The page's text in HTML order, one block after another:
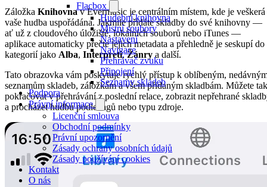
Flacbox
Hudební knihovna
Místní soubory
Nastavení
Navigace
Přehrávač zvuku
Připojení
Seznamy skladeb
Podpora
Právní informace
Licenční smlouva
Obchodní podmínky
Právní upozornění
Zásady ochrany osobních údajů
Zásady používání cookies
Kontakt
O nás
Záložka Knihovnav Evermusic je centrálním místem, kde je veškerá
vaše hudba uspořádána. Jakmile přidáte skladby do své knihovny —
ať už z cloudového úložiště, lokálních souborů nebo iTunes —
aplikace automaticky přečte jejich metadata a přehledně je seskupí do
kategorií jako Alba, Interpreti,Žánrya další.
Tato obrazovka vám poskytuje rychlý přístup k oblíbeným,
seznamům skladeb, záložkám a všem přidaným skladbám. Můžete
pokračovat v přehrávání z poslední relace, zobrazit nepřehrané
a procházet hudbu podle tagů nebo typu zdroje.